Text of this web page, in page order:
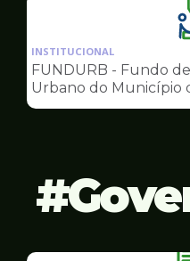
INSTITUCIONAL
FUNDURB - Fundo
Urbano do Município